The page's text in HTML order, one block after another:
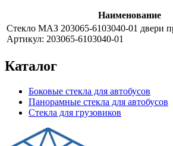
Наименование
Стекло МАЗ 203065-6103040-01 двери
Артикул: 203065-6103040-01
Каталог
Боковые стекла для автобусов
Панорамные стекла для автобусов
Стекла для грузовиков